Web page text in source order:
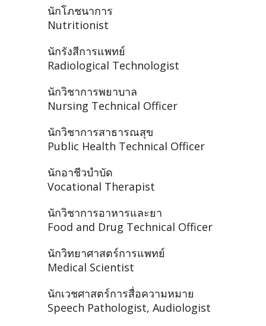
นักโภชนาการ
Nutritionist
นักรังสีการแพทย์
Radiological Technologist
นักวิชาการพยาบาล
Nursing Technical Officer
นักวิชาการสาธารณสุข
Public Health Technical Officer
นักอาชีวบำบัด
Vocational Therapist
นักวิชาการอาหารและยา
Food and Drug Technical Officer
นักวิทยาศาสตร์การแพทย์
Medical Scientist
นักเวชศาสตร์การสื่อความหมาย
Speech Pathologist, Audiologist